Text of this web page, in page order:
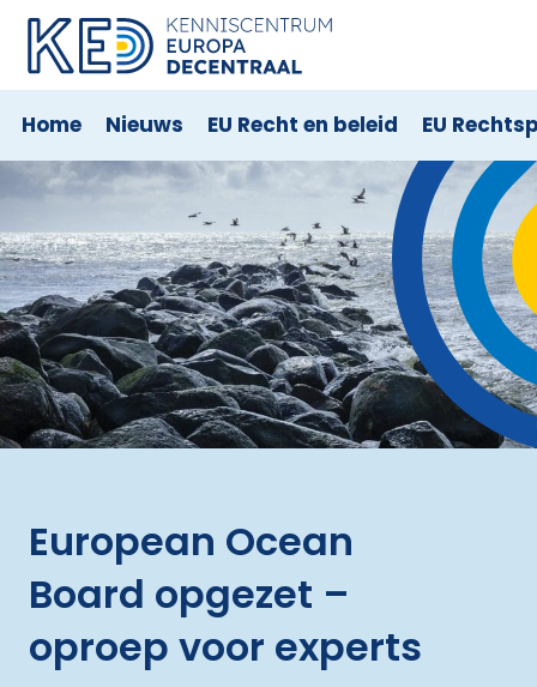
Home Nieuws EU Recht en beleid EU
European Ocean
Board opgezet –
oproep voor experts